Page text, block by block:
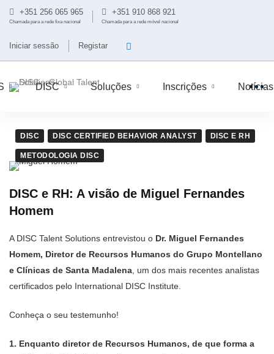
+351 256 065 965
Chamada para a rede fixa nacional
+351 910 868 921
Chamada para a rede móvel nacional
Iniciar sessão Registar
DISC Soluções Inscrições Notícias
DISC DISC CERTIFIED BEHAVIOR ANALYST DISC E RH
METODOLOGIA DISC
DISC e RH: A visão de Miguel Fernandes
Homem
A DISC Talent Solutions entrevistou o Dr. Miguel Fernandes
Homem, Diretor de Recursos Humanos do Grupo Montellano
e Clínicas de Santa Madalena , um dos mais recentes analistas
certificados pelo International DISC Institute.
Conheça o seu testemunho!
1.⁠ ⁠Enquanto diretor de Recursos Humanos, de que forma a